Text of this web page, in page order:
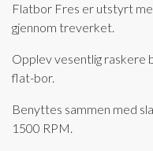
Flatbor Fres er utstyrt
gjennom treverket.
Opplev vesentlig raskere
flat-bor.
Benyttes sammen med
1500 RPM.